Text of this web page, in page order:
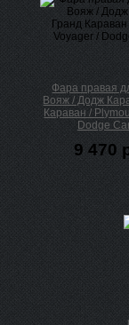
Фара правая
Вояж / Додж
Караван /
Dodge
9 470